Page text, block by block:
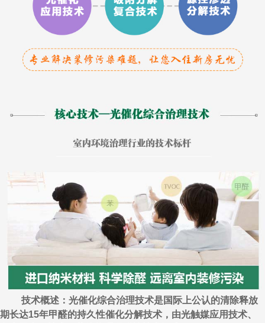
技术概述：光催化综合治理技术是国际上公认的清除释放
期长达15年甲醛的持久性催化分解技术，由光触媒应用技术、